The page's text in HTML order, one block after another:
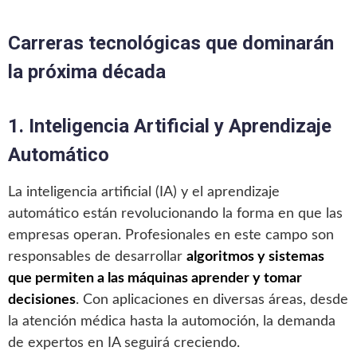
Carreras tecnológicas que dominarán
la próxima década
1. Inteligencia Artificial y Aprendizaje
Automático
La inteligencia artificial (IA) y el aprendizaje
automático están revolucionando la forma en que las
empresas operan. Profesionales en este campo son
responsables de desarrollar algoritmos y sistemas
que permiten a las máquinas aprender y tomar
decisiones. Con aplicaciones en diversas áreas, desde
la atención médica hasta la automoción, la demanda
de expertos en IA seguirá creciendo.